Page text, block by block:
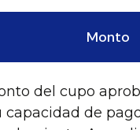
Monto
del cupo
capacidad de